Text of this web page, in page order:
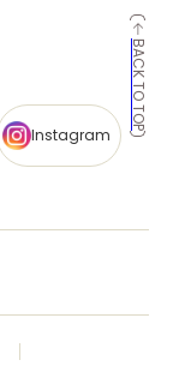
BACK TO TOP
Instagram